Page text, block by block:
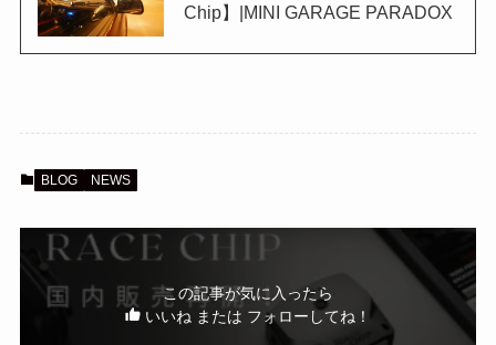
Chip】|MINI GARAGE PARADOX
BLOG NEWS
この記事が気に入ったら
いいね または フォローしてね！